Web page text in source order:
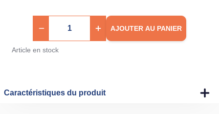
AJOUTER AU PANIER
Article en stock
Caractéristiques du produit